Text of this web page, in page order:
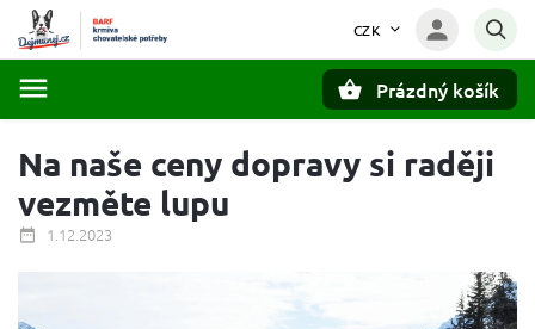
CZK
Prázdný košík
Na naše ceny dopravy si raději
vezměte lupu
1.12.2023